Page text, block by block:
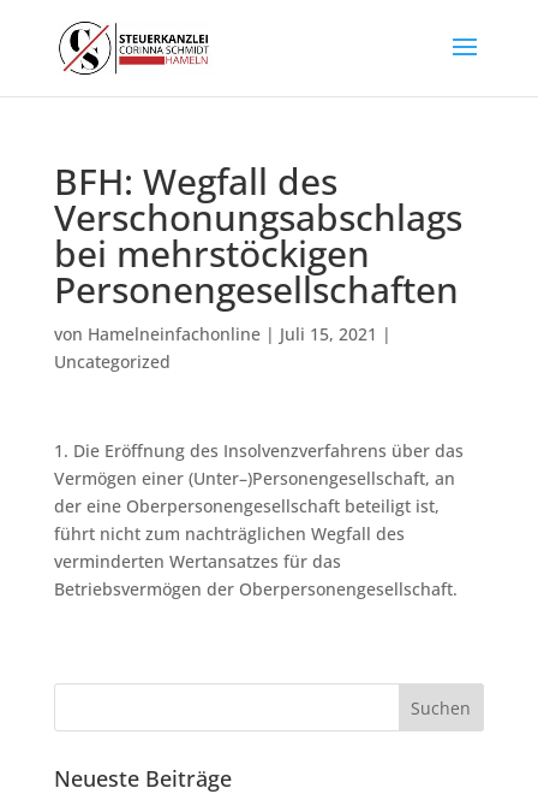
BFH: Wegfall des
Verschonungsabschlags
bei mehrstöckigen
Personengesellschaften
von Hamelneinfachonline| Juli 15, 2021 |
Uncategorized
1. Die Eröffnung des Insolvenzverfahrens über das
Vermögen einer (Unter–)Personengesellschaft, an
der eine Oberpersonengesellschaft beteiligt ist,
führt nicht zum nachträglichen Wegfall des
verminderten Wertansatzes für das
Betriebsvermögen der Oberpersonengesellschaft.
Neueste Beiträge